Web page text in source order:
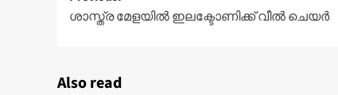
navigation
ശാസ്ത്ര മേളയിൽ ഇലക്ടോണിക്ക് വീൽ ചെയർ
Also read